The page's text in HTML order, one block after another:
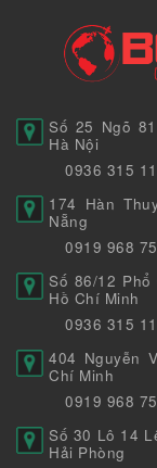
Số 25 Ngõ
Hà Nội
0936 315
174 Hàn
Nẵng
0919 968
Số 86/12
Hồ Chí Minh
0936 315
404 Nguyễn
Chí Minh
0919 968
Số 30 Lô 14
Hải Phòng